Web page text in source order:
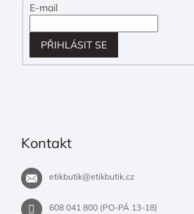
E-mail
PŘIHLÁSIT SE
Kontakt
etikbutik@etikbutik.cz
608 041 800 (PO-PÁ 13-18)